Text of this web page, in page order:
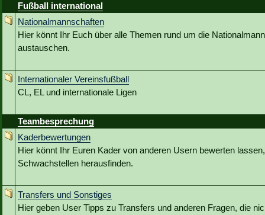
Fußball international
Nationalmannschaften
Hier könnt Ihr Euch über alle Themen rund um die
austauschen.
Internationaler Vereinsfußball
CL, EL und internationale Ligen
Teambesprechung
Kaderbewertungen
Hier könnt Ihr Euren Kader von anderen Usern bewerten
Schwachstellen herausfinden.
Transfers und Sonstiges
Hier geben User Tipps zu Transfers und anderen Fragen, die